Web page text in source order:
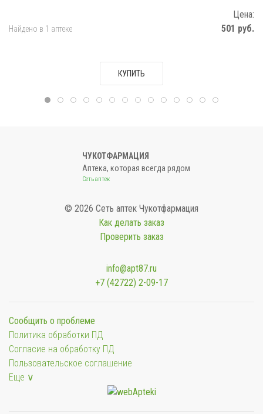
Цена:
Найдено в 1 аптеке 501 руб.
КУПИТЬ
ЧУКОТФАРМАЦИЯ
Аптека, которая всегда рядом
Сеть аптек
© 2026 Сеть аптек Чукотфармация
Как делать заказ
Проверить заказ
info@apt87.ru
+7 (42722) 2-09-17
Сообщить о проблеме
Политика обработки ПД
Согласие на обработку ПД
Пользовательское соглашение
Еще ∨